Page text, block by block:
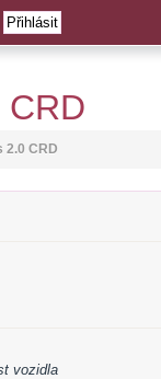
2.0 CRD
vozidla